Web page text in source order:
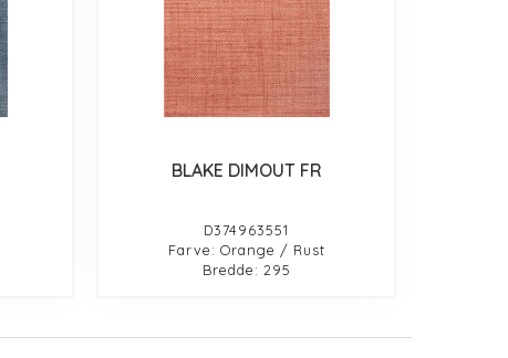
BLAKE DIMOUT FR
D374963551
Farve: Orange / Rust
Bredde: 295